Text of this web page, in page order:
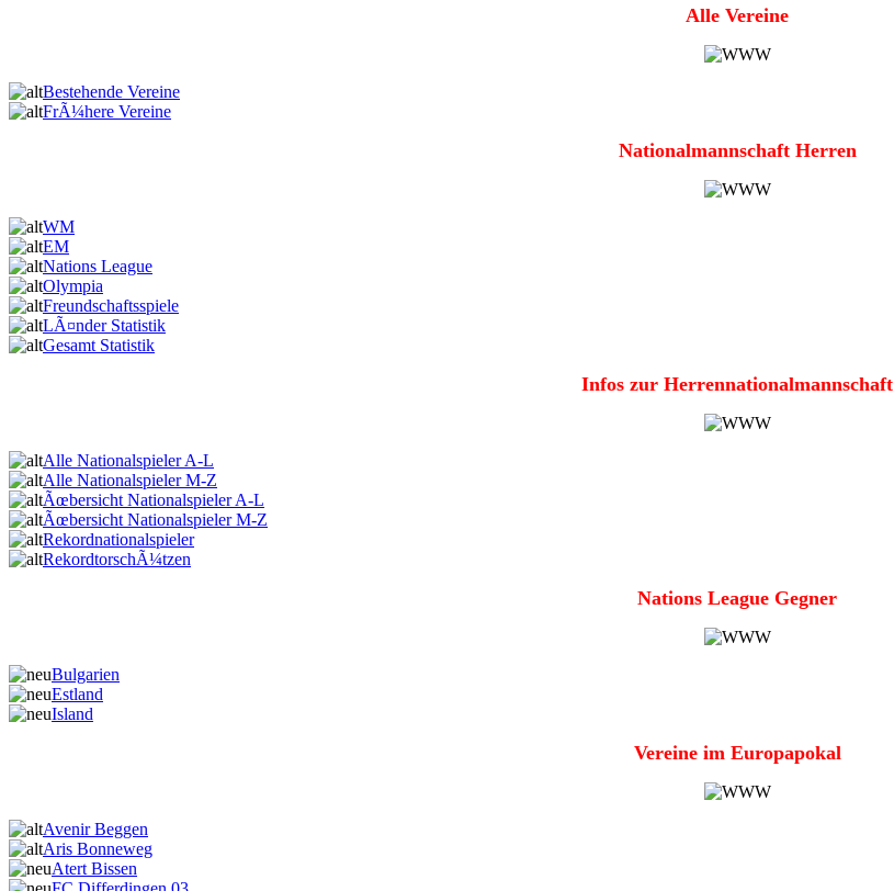
Alle Vereine
Bestehende Vereine
FrÃ¼here Vereine
Nationalmannschaft Herren
WM
EM
Nations League
Olympia
Freundschaftsspiele
LÃ¤nder Statistik
Gesamt Statistik
Infos zur Herrennationalmannschaft
Alle Nationalspieler A-L
Alle Nationalspieler M-Z
Ãœbersicht Nationalspieler A-L
Ãœbersicht Nationalspieler M-Z
Rekordnationalspieler
RekordtorschÃ¼tzen
Nations League Gegner
Bulgarien
Estland
Island
Vereine im Europapokal
Avenir Beggen
Aris Bonneweg
Atert Bissen